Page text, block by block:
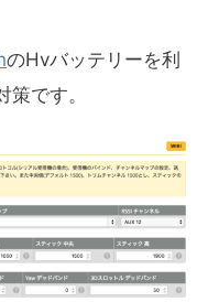
のHvバッテリーを利
です。